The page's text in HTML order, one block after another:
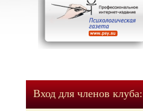
Вход для членов клуба: